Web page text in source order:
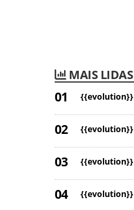
MAIS LIDAS
{{evolution}}
{{evolution}}
{{evolution}}
{{evolution}}